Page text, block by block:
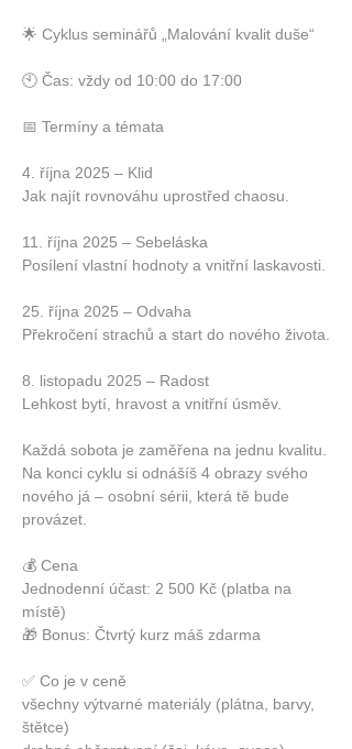
🌟 Cyklus seminářů „Malování kvalit duše“
🕙 Čas: vždy od 10:00 do 17:00
📅 Termíny a témata
4. října 2025 – Klid
Jak najít rovnováhu uprostřed chaosu.
11. října 2025 – Sebeláska
Posílení vlastní hodnoty a vnitřní laskavosti.
25. října 2025 – Odvaha
Překročení strachů a start do nového života.
8. listopadu 2025 – Radost
Lehkost bytí, hravost a vnitřní úsměv.
Každá sobota je zaměřena na jednu kvalitu.
Na konci cyklu si odnášíš 4 obrazy svého
nového já – osobní sérii, která tě bude
provázet.
💰 Cena
Jednodenní účast: 2 500 Kč (platba na
místě)
🎁 Bonus: Čtvrtý kurz máš zdarma
✅ Co je v ceně
všechny výtvarné materiály (plátna, barvy,
štětce)